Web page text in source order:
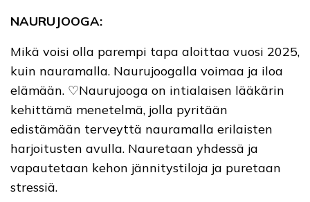
NAURUJOOGA:
Mikä voisi olla parempi tapa aloittaa vuosi 2025,
kuin nauramalla. Naurujoogalla voimaa ja iloa
elämään. ♡Naurujooga on intialaisen lääkärin
kehittämä menetelmä, jolla pyritään
edistämään terveyttä nauramalla erilaisten
harjoitusten avulla. Nauretaan yhdessä ja
vapautetaan kehon jännitystiloja ja puretaan
stressiä.